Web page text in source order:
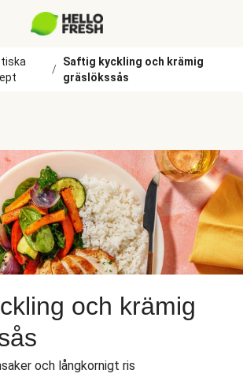
/
Saftig kyckling och krämig
gräslökssås
och krämig
och långkornigt ris